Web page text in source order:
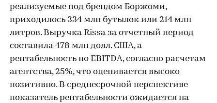
реализуемые под брендом Боржоми,
приходилось 334 млн бутылок или 214 млн
литров. Выручка Rissa за отчетный период
составила 478 млн долл. США, а
рентабельность по EBITDA, согласно расчетам
агентства, 25%, что оценивается высоко
позитивно. В среднесрочной перспективе
показатель рентабельности ожидается на